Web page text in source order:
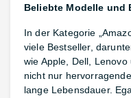
Beliebte Modelle und
In der Kategorie
viele Bestseller,
wie Apple, Dell,
nicht nur
lange Lebensdauer.